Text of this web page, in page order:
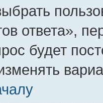
ответа»,
будет